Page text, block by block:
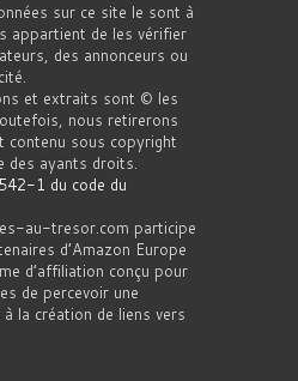
sur ce site le sont à
appartient de les vérifier
des annonceurs ou
et extraits sont © les
nous retirerons
contenu sous copyright
des ayants droits.
1 du code du
au-tresor.com participe
d’Amazon Europe
d’affiliation conçu pour
de percevoir une
la création de liens vers